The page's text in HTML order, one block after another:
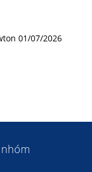
01/07/2026